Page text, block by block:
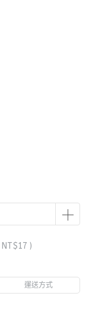
NT$17 )
運送方式